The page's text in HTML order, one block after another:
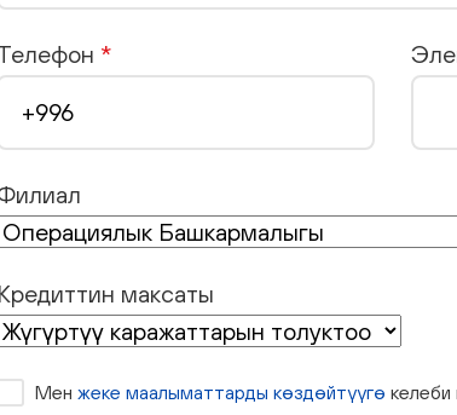
*
Кредиттин максаты
Мен жеке маалыматтарды көздөйтүүгө келеби